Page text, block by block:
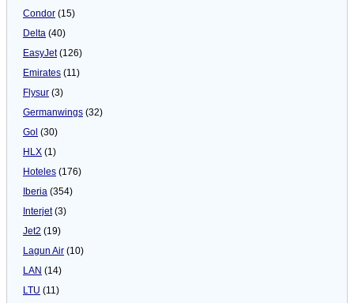
Condor (15)
Delta (40)
EasyJet(126)
Emirates (11)
Flysur (3)
Germanwings (32)
Gol (30)
HLX (1)
Hoteles (176)
Iberia (354)
Interjet(3)
Jet2 (19)
Lagun Air (10)
LAN (14)
LTU (11)